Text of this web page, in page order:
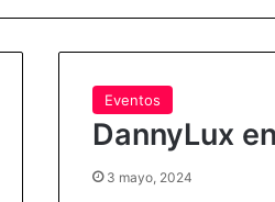
Eventos
DannyLux
3 mayo, 2024